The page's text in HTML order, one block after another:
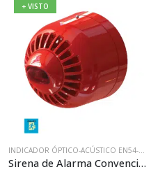
,KILSEN
+ VISTO
INDICADOR ÓPTICO-ACÚSTICO EN54-23
Sirena de Alarma Convencional 24v de Policarbonato Kilsen ASW366